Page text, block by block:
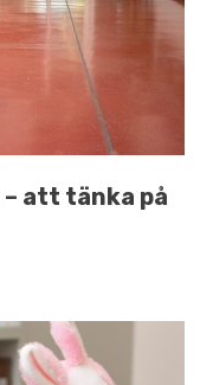
att tänka på